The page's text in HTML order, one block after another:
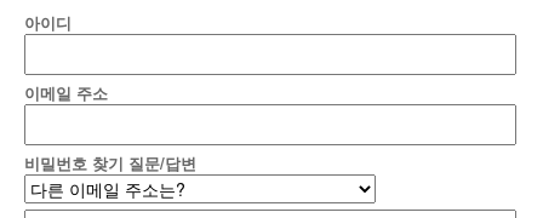
아이디
이메일 주소
비밀번호 찾기 질문/답변